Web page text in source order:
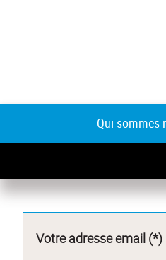
Qui sommes-
Votre adresse email (*)